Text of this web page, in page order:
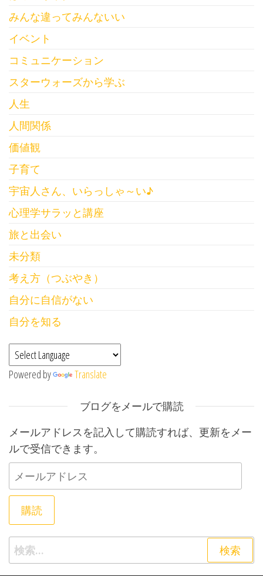
みんな違ってみんないい
イベント
コミュニケーション
スターウォーズから学ぶ
人生
人間関係
価値観
子育て
宇宙人さん、いらっしゃ～い♪
心理学サラッと講座
旅と出会い
未分類
考え方（つぶやき）
自分に自信がない
自分を知る
Powered by Translate
ブログをメールで購読
メールアドレスを記入して購読すれば、更新をメー
ルで受信できます。
メールアドレス
購読
検索: